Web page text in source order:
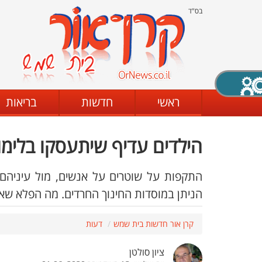
בס"ד
ראשי חדשות בריאות
הילדים עדיף שיתעסקו
התקפות על שוטרים על אנשים, מול
הניתן במוסדות החינוך החרדים. מה הפלא
קרן אור חדשות בית שמש דעות
ציון סולטן
X סגירה
מצב שחור - לבן קביעת ניגודיות